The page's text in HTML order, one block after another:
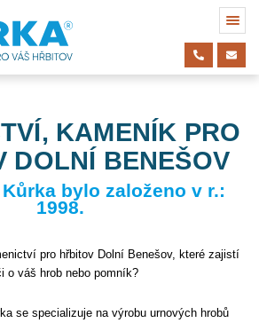
KAMENÍK PRO
DOLNÍ BENEŠOV
bylo založeno v r.:
1998.
pro hřbitov Dolní Benešov, které zajistí
o váš hrob nebo pomník?
se specializuje na výrobu urnových hrobů